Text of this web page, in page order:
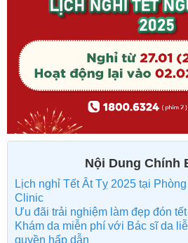
Nội Dung Chính
Lịch nghỉ Tết Ât Tỵ 2025 tại
Clinic
Ưu đãi trải nghiệm làm đẹp đón tết
Khám da miễn phí với Bác sĩ da
quyền hấp dẫn